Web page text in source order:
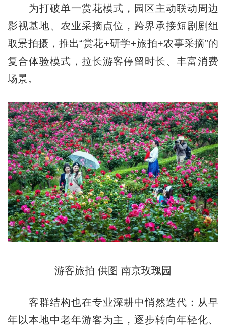
为打破单一赏花模式，园区主动联动周边
影视基地、农业采摘点位，跨界承接短剧剧组
取景拍摄，推出“赏花+研学+旅拍+农事采摘”的
复合体验模式，拉长游客停留时长、丰富消费
场景。
游客旅拍 供图 南京玫瑰园
客群结构也在专业深耕中悄然迭代：从早
年以本地中老年游客为主，逐步转向年轻化、